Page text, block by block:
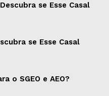
se Esse Casal
se Esse Casal
o SGEO e AEO?